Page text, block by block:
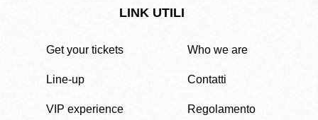
LINK UTILI
Get your tickets
Line-up
VIP experience
Who we are
Contatti
Regolamento